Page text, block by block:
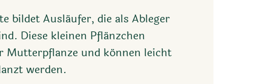
bildet Ausläufer, die als Ableger
Diese kleinen Pflänzchen
Mutterpflanze und können leicht
werden.